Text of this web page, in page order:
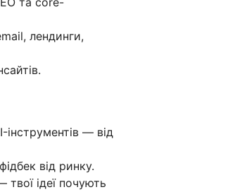
лендинги,
— від
від ринку.
ідеї почують